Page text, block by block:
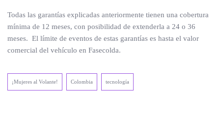
Todas las garantías explicadas anteriormente tienen una cobertura
mínima de 12 meses, con posibilidad de extenderla a 24 o 36
meses. El límite de eventos de estas garantías es hasta el valor
comercial del vehículo en Fasecolda.
¡Mujeres al Volante! Colombia tecnología